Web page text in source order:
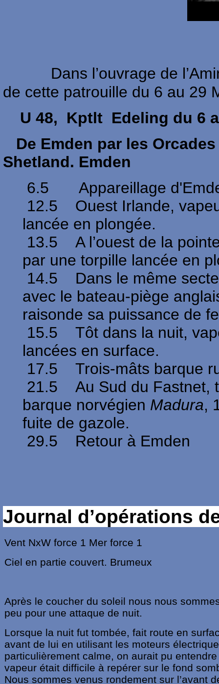
Dans l’ouvrage de
de cette patrouille du 6 au 29
U 48, Kptlt Edeling du 6
De Emden par les
Shetland. Emden
6.5 Appareillage
12.5 Ouest Irlande,
lancée en plongée.
13.5 A l’ouest de la
par une torpille lancée en
14.5 Dans le même
avec le bateau-piège
raisonde sa puissance de
15.5 Tôt dans la nuit,
lancées en surface.
17.5 Trois-mâts barque
21.5 Au Sud du Fastnet,
barque norvégien Madura,
fuite de gazole.
29.5 Retour à Emden
Journal d’opérations
Vent NxW force 1 Mer force 1
Ciel en partie couvert. Brumeux
Après le coucher du soleil nous nous
peu pour une attaque de nuit.
Lorsque la nuit fut tombée, fait route en
avant de lui en utilisant les moteurs
particulièrement calme, on aurait pu
vapeur était difficile à repérer sur le fond
Nous sommes venus rondement sur l’avant